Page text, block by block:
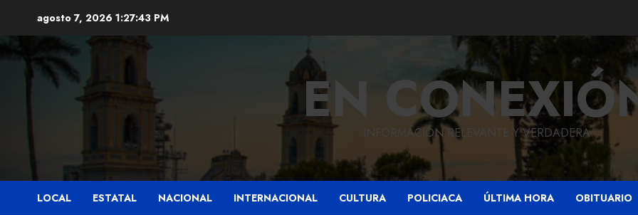
contenido
agosto 7, 2026 1:27:44 PM
ENINFORMACIÓN RELEVANTE Y VERDADERA.
LOCAL ESTATAL NACIONAL INTERNACIONAL CULTURA POLICIACA ÚLTIMA HORA OBITUARIO